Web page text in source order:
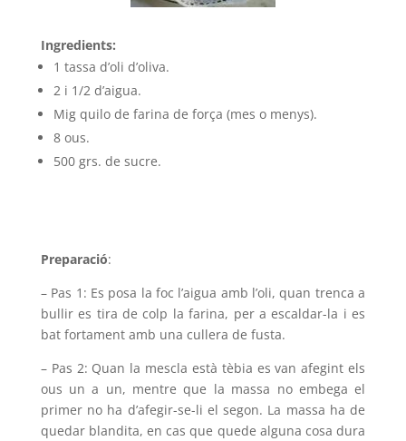
Ingredients:
1 tassa d’oli d’oliva.
2 i 1/2 d’aigua.
Mig quilo de farina de força (mes o menys).
8 ous.
500 grs. de sucre.
Preparació:
– Pas 1: Es posa la foc l’aigua amb l’oli, quan trenca a
bullir es tira de colp la farina, per a escaldar-la i es
bat fortament amb una cullera de fusta.
– Pas 2: Quan la mescla està tèbia es van afegint els
ous un a un, mentre que la massa no embega el
primer no ha d’afegir-se-li el segon. La massa ha de
quedar blandita, en cas que quede alguna cosa dura